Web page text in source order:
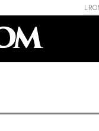
L